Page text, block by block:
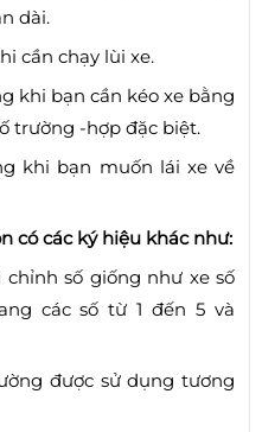
dài.
cần chạy lùi xe.
khi bạn cần kéo xe bằng
trường -hợp đặc biệt.
khi bạn muốn lái xe về
có các ký hiệu khác như:
số giống như xe số
các số từ 1 đến 5 và
được sử dụng tương